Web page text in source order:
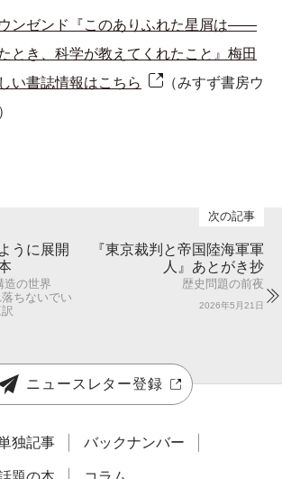
ンゼンド『このありふれた星屑は――
とき、科学が教えてくれたこと』梅田
い書誌情報はこちら
（みすず書房ウ
うに展開
造の世界
ちないでい
『東京裁判と帝国陸海軍軍
人』あとがき抄
歴史問題の前夜
2026年5月21日
ニュースレター登録
独記事 バックナンバー